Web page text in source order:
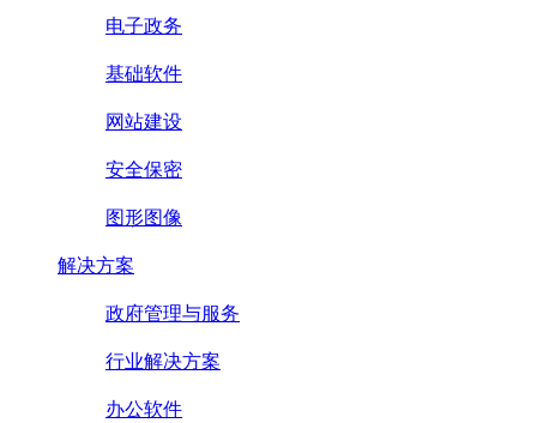
电子政务
基础软件
网站建设
安全保密
图形图像
解决方案
政府管理与服务
行业解决方案
办公软件